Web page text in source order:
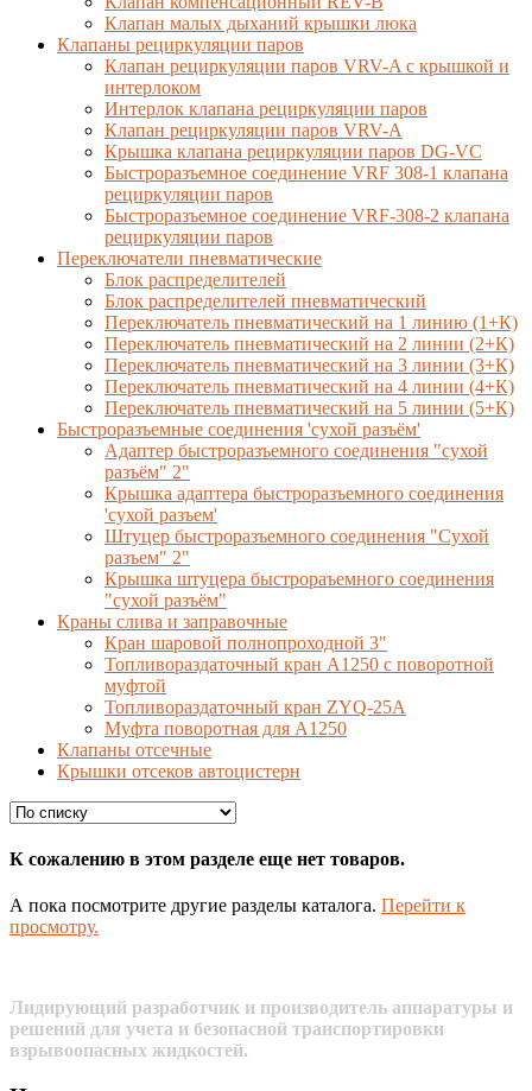
Клапан малых дыханий крышки люка
Клапаны рециркуляции паров
Клапан рециркуляции паров VRV-A с крышкой и
интерлоком
Интерлок клапана рециркуляции паров
Клапан рециркуляции паров VRV-A
Крышка клапана рециркуляции паров DG-VC
Быстроразъемное соединение VRF 308-1 клапана
рециркуляции паров
Быстроразъемное соединение VRF-308-2 клапана
рециркуляции паров
Переключатели пневматические
Блок распределителей
Блок распределителей пневматический
Переключатель пневматический на 1 линию (1+К)
Переключатель пневматический на 2 линии (2+К)
Переключатель пневматический на 3 линии (3+К)
Переключатель пневматический на 4 линии (4+К)
Переключатель пневматический на 5 линии (5+К)
Быстроразъемные соединения 'сухой разъём'
Адаптер быстроразъемного соединения "сухой
разъём" 2"
Крышка адаптера быстроразъемного соединения
'сухой разъем'
Штуцер быстроразъемного соединения "Сухой
разъем" 2"
Крышка штуцера быстрораъемного соединения
"сухой разъём"
Краны слива и заправочные
Кран шаровой полнопроходной 3"
Топливораздаточный кран A1250 с поворотной
муфтой
Топливораздаточный кран ZYQ-25A
Муфта поворотная для А1250
Клапаны отсечные
Крышки отсеков автоцистерн
К сожалению в этом разделе еще нет товаров.
А пока посмотрите другие разделы каталога. Перейти к
просмотру.
Лидирующий разработчик и производитель аппаратуры и
решений для учета и безопасной транспортировки
взрывоопасных жидкостей.